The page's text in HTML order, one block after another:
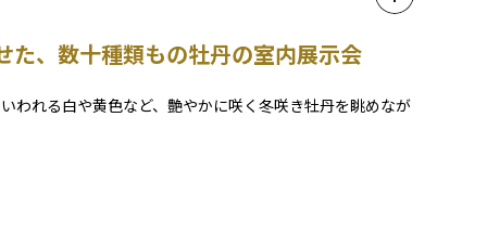
た、数十種類もの牡丹の室内展示会
われる白や黄色など、艶やかに咲く冬咲き牡丹を眺めなが